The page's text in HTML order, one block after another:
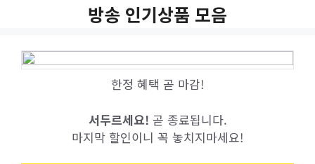
방송 인기상품 모음
한정 혜택 곧 마감!
서두르세요! 곧 종료됩니다.
마지막 할인이니 꼭 놓치지마세요!